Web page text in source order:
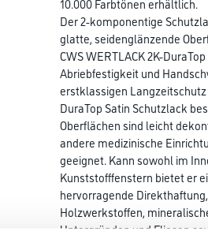
10.000 Farbtönen erhältlich.
Der 2-komponentige
glatte, seidenglänzende
CWS WERTLACK 2K-
Abriebfestigkeit und
erstklassigen Langzeitschutz
DuraTop Satin Schutzlack
Oberflächen sind leicht
andere medizinische
geeignet. Kann sowohl im
Kunststofffenstern bietet er
hervorragende
Holzwerkstoffen,
Untergründen und Fliesen